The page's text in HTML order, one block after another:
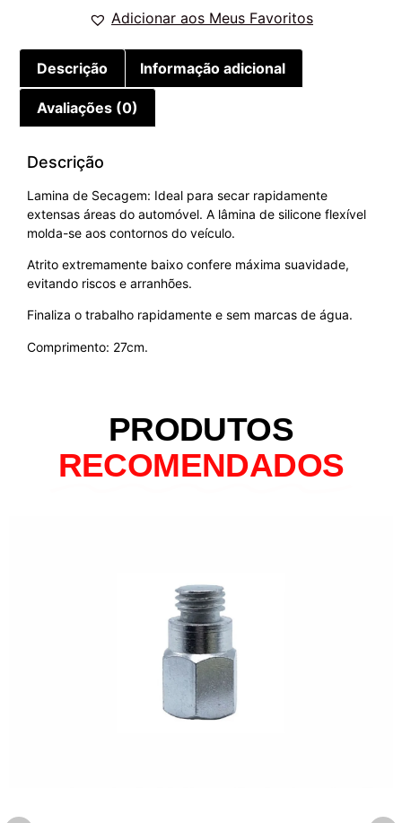
Adicionar aos Meus Favoritos
Descrição Informação adicional
Avaliações (0)
Descrição
Lamina de Secagem: Ideal para secar rapidamente
extensas áreas do automóvel. A lâmina de silicone flexível
molda-se aos contornos do veículo.
Atrito extremamente baixo confere máxima suavidade,
evitando riscos e arranhões.
Finaliza o trabalho rapidamente e sem marcas de água.
Comprimento: 27cm.
PRODUTOS
RECOMENDADOS